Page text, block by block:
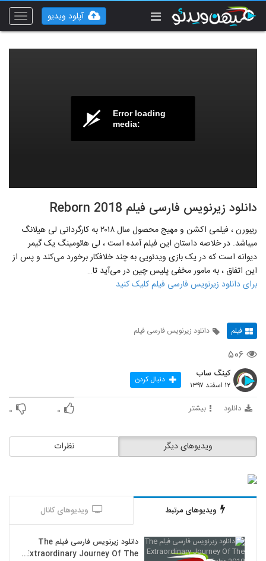
Toggle
آپلود ویدیو
Error loading
media:
دانلود زیرنویس فارسی فیلم Reborn 2018
ریبورن ، فیلمی اکشن و مهیج محصول سال ۲۰۱۸ به کارگردانی لی هیلانگ
می‎باشد. در خلاصه داستان این فیلم آمده است ، لی هائومینگ یک گیمر
دیوانه است که در یک بازی ویدئویی به چند خلافکار برخورد می‌کند و پس از
این اتفاق ، به مامور مخفی پلیس چین در می‌آید تا…
برای دانلود زیرنویس فارسی فیلم کلیک کنید
فیلم دانلود زیرنویس فارسی فیلم
۵۰۶
کینگ ساب
۱۲ اسفند ۱۳۹۷ دنبال کردن
دانلود بیشتر ۰ ۰
نظرات ویدیوهای دیگر
ویدیوهای مرتبط ویدیوهای کانال
دانلود زیرنویس فارسی فیلم The
Extraordinary Journey Of The